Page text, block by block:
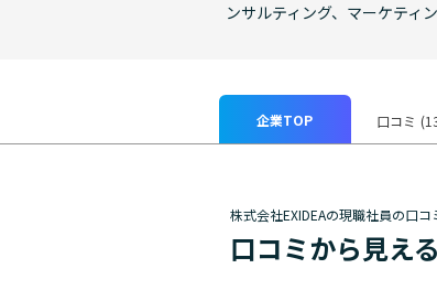
ンサルティング、マーケティ
企業TOP 口コミ
株式会社EXIDEAの現職社員の口コ
口コミから見え